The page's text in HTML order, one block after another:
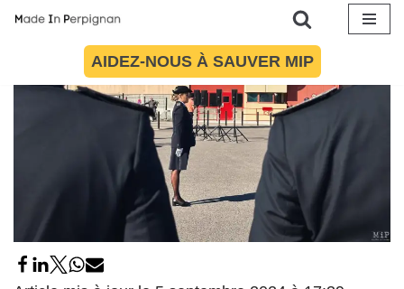
contenu
AIDEZ-NOUS À SAUVER MIP